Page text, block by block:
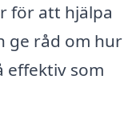
för att hjälpa
ge råd om hur
effektiv som